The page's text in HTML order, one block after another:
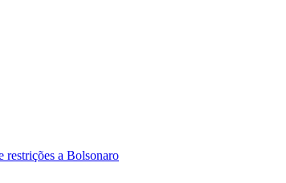
restrições a Bolsonaro